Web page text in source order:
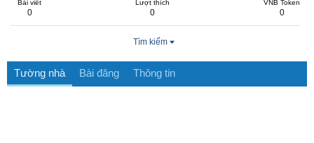
Bài viết
0
Lượt thích
0
VNB Token
0
Tìm kiếm
Tường nhà Bài đăng Thông tin